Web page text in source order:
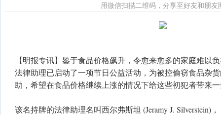
用微信扫描二维码，分享至好友和朋友
【明报专讯】鉴于食品价格飙升，令愈来愈多的家庭难以
法律助理已启动了一项节日公益活动，为被控偷窃食品杂
助，希望在食品价格继续上涨的情况下给这些初犯者带来
该名持牌的法律助理名叫西尔弗斯坦 (Jeramy J. Silverstein)